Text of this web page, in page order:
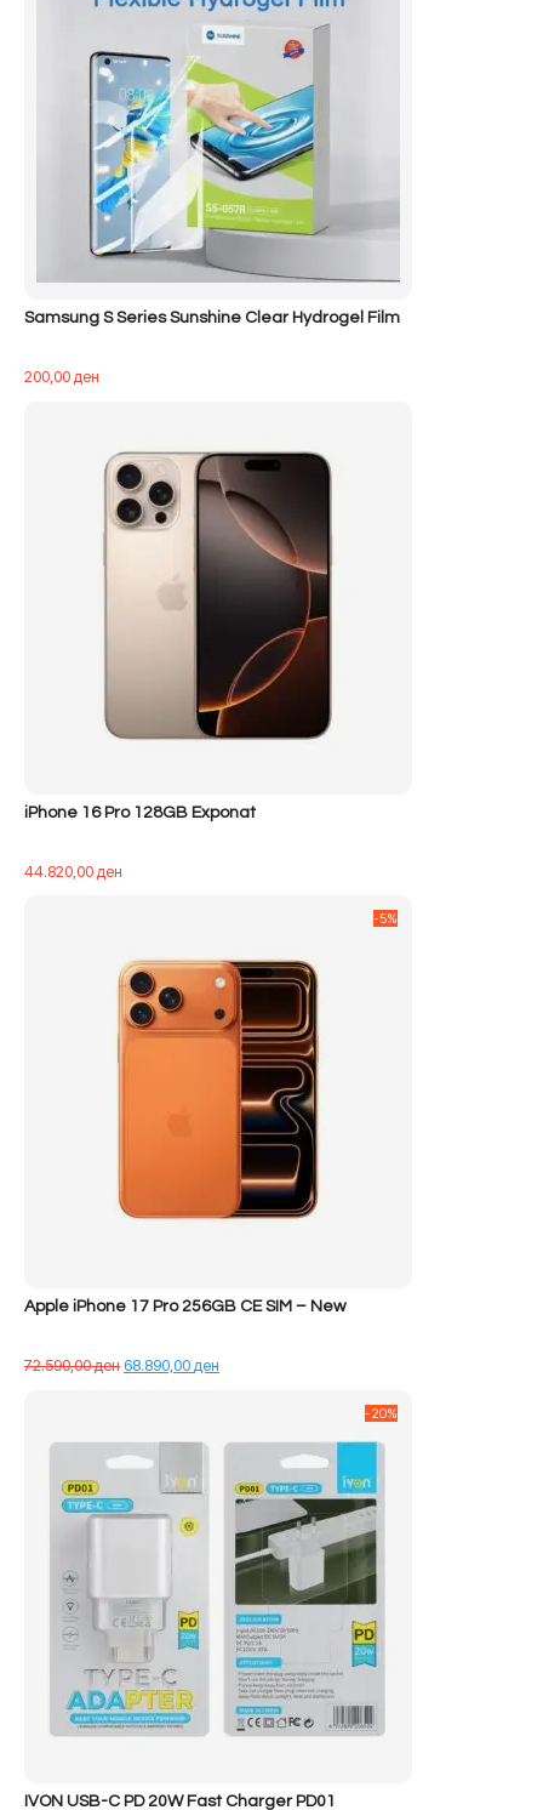
Samsung S Series Sunshine Clear Hydrogel Film
200,00ден
iPhone 16 Pro 128GB Exponat
44.820,00ден
Apple iPhone 17 Pro 256GB CE SIM – New
72.590,00денÇmimi
68.890,00ден
68.890,00 ден.
-5%
IVON USB-C PD 20W Fast Charger PD01
-20%